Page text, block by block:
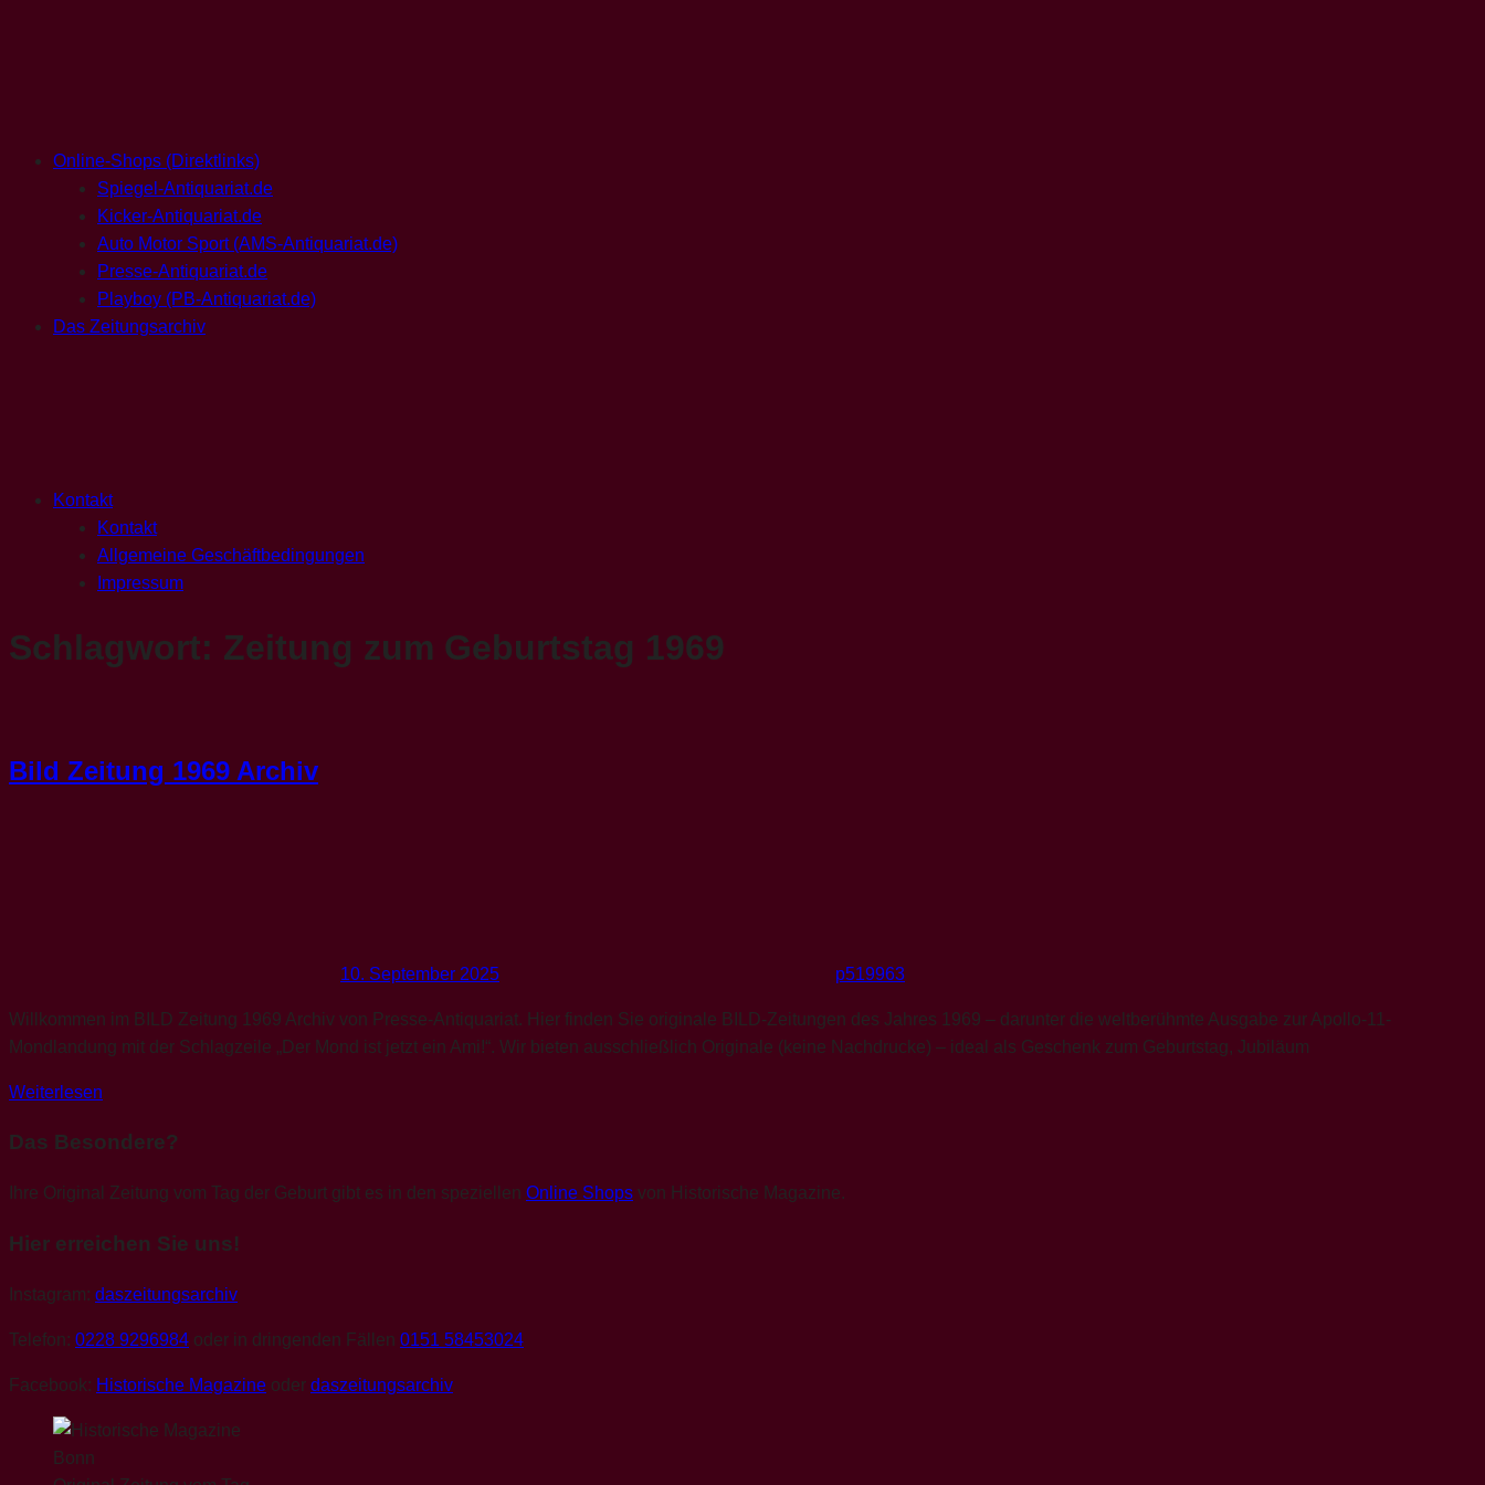
Online-Shops (Direktlinks)
Spiegel-Antiquariat.de
Kicker-Antiquariat.de
Auto Motor Sport (AMS-Antiquariat.de)
Presse-Antiquariat.de
Playboy (PB-Antiquariat.de)
Das Zeitungsarchiv
Kontakt
Kontakt
Allgemeine Geschäftbedingungen
Impressum
Schlagwort: Zeitung zum Geburtstag 1969
Bild Zeitung 1969 Archiv
10. September 2025 p519963
Willkommen im BILD Zeitung 1969 Archiv von Presse-Antiquariat. Hier finden Sie originale BILD-Zeitungen des Jahres 1969 – darunter die weltberühmte Ausgabe zur Apollo-11-
Mondlandung mit der Schlagzeile „Der Mond ist jetzt ein Ami!“. Wir bieten ausschließlich Originale (keine Nachdrucke) – ideal als Geschenk zum Geburtstag, Jubiläum
Weiterlesen
Das Besondere?
Ihre Original Zeitung vom Tag der Geburt gibt es in den speziellen Online Shops von Historische Magazine.
Hier erreichen Sie uns!
Instagram: daszeitungsarchiv
Telefon: 0228 9296984 oder in dringenden Fällen 0151 58453024
Facebook: Historische Magazine oder daszeitungsarchiv